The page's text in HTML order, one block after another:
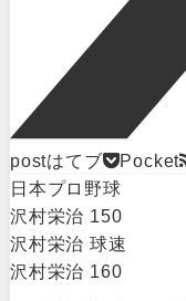
postはてブ Pocket
日本プロ野球
沢村栄治 150
沢村栄治 球速
沢村栄治 160